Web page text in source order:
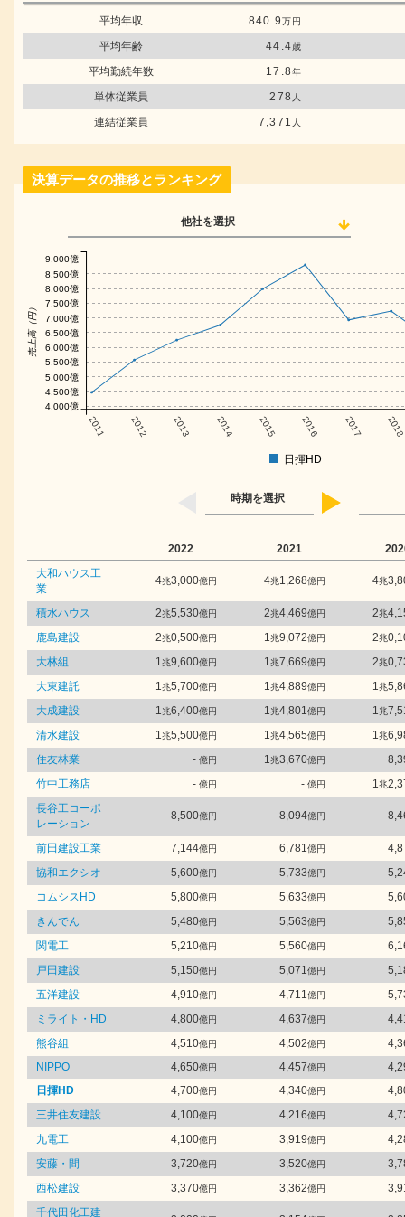
平均年収 840.9万円
平均年齢 44.4歳
平均勤続年数 17.8年
単体従業員 278 人
連結従業員 7,371 人
決算データの推移とランキング
他社を選択
2011 2012 2013 2014 2015 2016 2017 2018
売上高（円）
4,000億
4,500億
5,000億
5,500億
6,000億
6,500億
7,000億
7,500億
8,000億
8,500億
9,000億
日揮HD
時期を選択
2022 2021
大和ハウス工
業
4兆3,000億円 4兆1,268億円 4兆
積水ハウス 2兆5,530億円 2兆4,469億円 2兆
鹿島建設
2兆0,500億円 1兆9,072億円 2兆
大林組
1兆9,600億円 1兆7,669億円 2兆
大東建託
1兆5,700億円 1兆4,889億円 1兆
大成建設
1兆6,400億円 1兆4,801億円 1兆
清水建設
1兆5,500億円 1兆4,565億円 1兆
住友林業
- 億円 1兆3,670億円
竹中工務店
- 億円 - 億円 1兆
長谷工コーポ
レーション
8,500億円 8,094億円
前田建設工業 7,144億円 6,781億円
協和エクシオ
5,600億円 5,733億円
コムシスHD
5,800億円 5,633億円
きんでん
5,480億円 5,563億円
関電工
5,210億円 5,560億円
戸田建設
5,150億円 5,071億円
五洋建設
4,910億円 4,711億円
ミライト・HD
4,800億円 4,637億円
熊谷組
4,510億円 4,502億円
NIPPO
4,650億円 4,457億円
日揮HD
4,700億円 4,340億円
三井住友建設
4,100億円 4,216億円
九電工
4,100億円 3,919億円
安藤・間
3,720億円 3,520億円
西松建設
3,370億円 3,362億円
千代田化工建